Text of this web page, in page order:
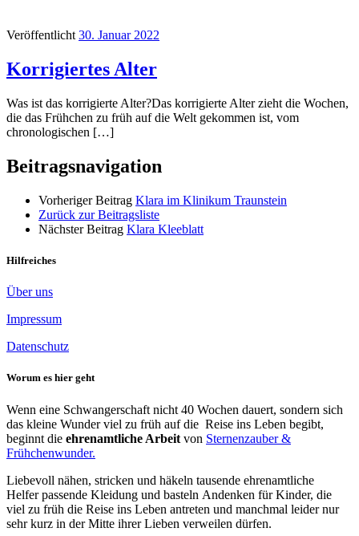
Veröffentlicht 30. Januar 2022
Korrigiertes Alter
Was ist das korrigierte Alter?Das korrigierte Alter zieht die Wochen,
die das Frühchen zu früh auf die Welt gekommen ist, vom
chronologischen […]
Beitragsnavigation
Vorheriger Beitrag Klara im Klinikum Traunstein
Zurück zur Beitragsliste
Nächster Beitrag Klara Kleeblatt
Hilfreiches
Über uns
Impressum
Datenschutz
Worum es hier geht
Wenn eine Schwangerschaft nicht 40 Wochen dauert, sondern sich
das kleine Wunder viel zu früh auf die Reise ins Leben begibt,
beginnt die ehrenamtliche Arbeit von Sternenzauber &
Frühchenwunder.
Liebevoll nähen, stricken und häkeln tausende ehrenamtliche
Helfer passende Kleidung und basteln Andenken für Kinder, die
viel zu früh die Reise ins Leben antreten und manchmal leider nur
sehr kurz in der Mitte ihrer Lieben verweilen dürfen.